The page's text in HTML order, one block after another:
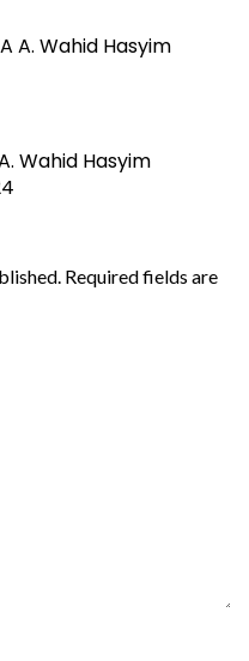
A. Wahid Hasyim
Wahid Hasyim
Required fields are